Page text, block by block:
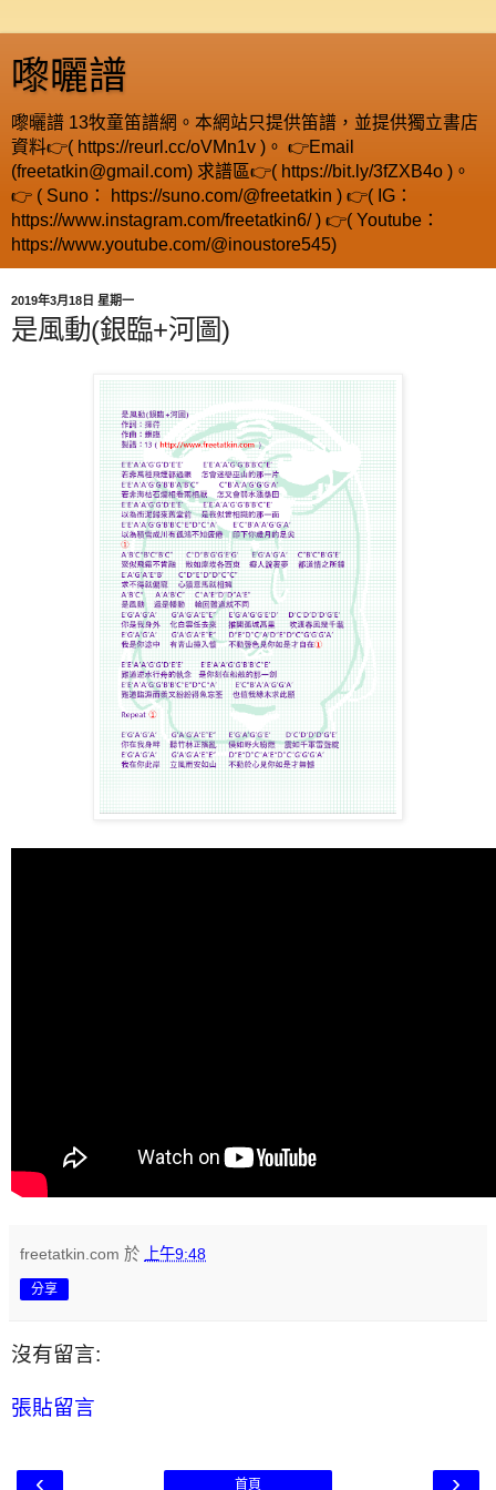
嚟曬譜
嚟曬譜 13牧童笛譜網。本網站只提供笛譜，並提供獨立書店
資料👉( https://reurl.cc/oVMn1v )。 👉Email
(freetatkin@gmail.com) 求譜區👉( https://bit.ly/3fZXB4o )。
👉 ( Suno： https://suno.com/@freetatkin ) 👉( IG：
https://www.instagram.com/freetatkin6/ ) 👉( Youtube：
https://www.youtube.com/@inoustore545)
2019年3月18日 星期一
是風動(銀臨+河圖)
freetatkin.com 於 上午9:48
分享
沒有留言:
張貼留言
‹ ›
首頁